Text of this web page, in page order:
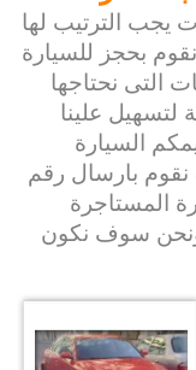
يجب الترتيب لها
بحجز للسيارة
التى نحتاجها
لتسهيل علينا
السيارة
بارسال رقم
المستاجرة
ونحن سوف نكون